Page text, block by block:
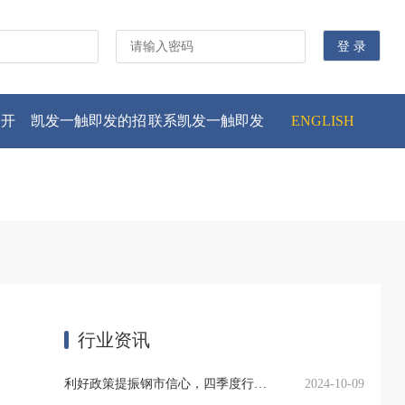
凯发一触即发的招联系凯发一触即发 ENGLISH
行业资讯
利好政策提振钢市信心，四季度行业需求或小幅上升 2024-10-09